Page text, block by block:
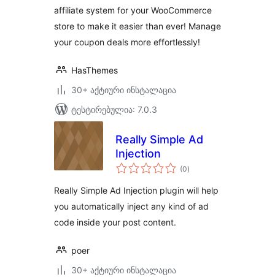
affiliate system for your WooCommerce
store to make it easier than ever! Manage
your coupon deals more effortlessly!
HasThemes
30+ აქტიური ინსტალაცია
ტესტირებულია: 7.0.3
Really Simple Ad
Injection
(0საერთო
რეიტინგი
)
Really Simple Ad Injection plugin will help
you automatically inject any kind of ad
code inside your post content.
poer
30+ აქტიური ინსტალაცია